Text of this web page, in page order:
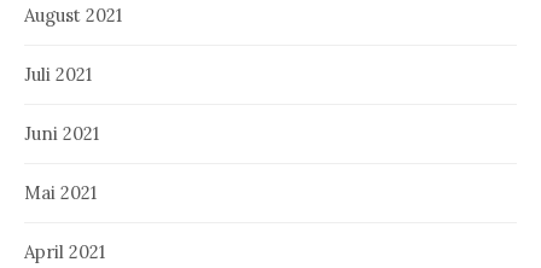
August 2021
Juli 2021
Juni 2021
Mai 2021
April 2021